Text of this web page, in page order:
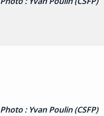
Photo : Yvan Poulin (CSFP)